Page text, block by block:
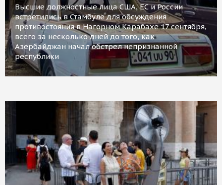
Высшие должностные лица США, ЕС и России
встретились в Стамбуле для обсуждения
противостояния в Нагорном Карабахе 17 сентября,
всего за несколько дней до того, как
Азербайджан начал обстрел непризнанной
республики